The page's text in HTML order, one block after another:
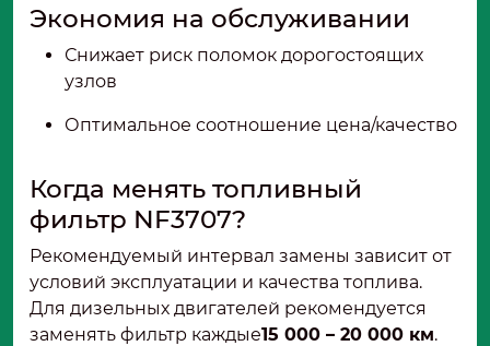
Экономия на обслуживании
Снижает риск поломок дорогостоящих
узлов
Оптимальное соотношение цена/качество
Когда менять топливный
фильтр NF3707?
Рекомендуемый интервал замены зависит от
условий эксплуатации и качества топлива.
Для дизельных двигателей рекомендуется
заменять фильтр каждые15 000 – 20 000 км.